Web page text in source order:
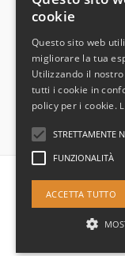
Valvula Common
Valvole Common
Valvula Common
Valvole di
retourn Valves /
de pressao e no
Diesel Parts Srl -
P.IVA
cookie
Questo sito web
migliorare la tua
Utilizzando il
tutti i cookie in
policy per i cookie.
STRETTAMENTE
FUNZIONALITÀ
ACCETTA TUTTO